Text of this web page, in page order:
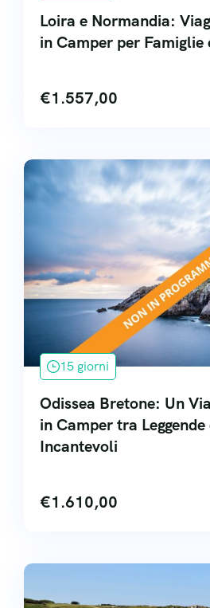
Loira e Normandia:
in Camper per Famiglie
€1.557,00
15 giorni
Odissea Bretone: Un
in Camper tra Leggende
Incantevoli
€1.610,00